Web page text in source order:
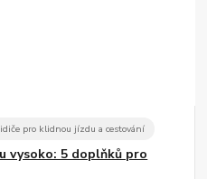
pro klidnou jízdu a cestování
vysoko: 5 doplňků pro